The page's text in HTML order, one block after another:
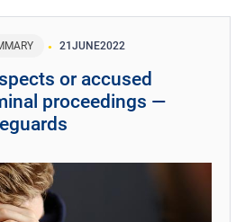
21 JUNE2022
or accused
proceedings —